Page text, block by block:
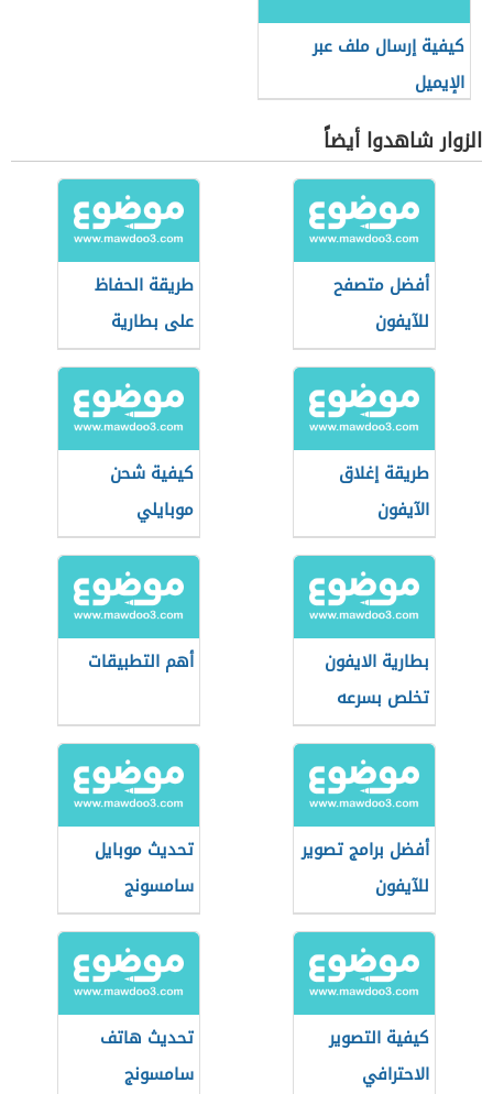
كيفية إرسال ملف عبر
الإيميل
الزوار شاهدوا أيضاً
أفضل متصفح
للآيفون
طريقة الحفاظ
على بطارية
الآيفون
طريقة إغلاق
الآيفون
كيفية شحن
موبايلي
بطارية الايفون
تخلص بسرعه
أهم التطبيقات
أفضل برامج تصوير
للآيفون
تحديث موبايل
سامسونج
كيفية التصوير
الاحترافي
تحديث هاتف
سامسونج